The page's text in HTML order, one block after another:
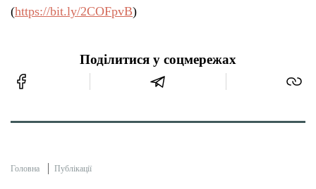
(https://bit.ly/2COFpvB)
Поділитися у соцмережах
Головна Публікації